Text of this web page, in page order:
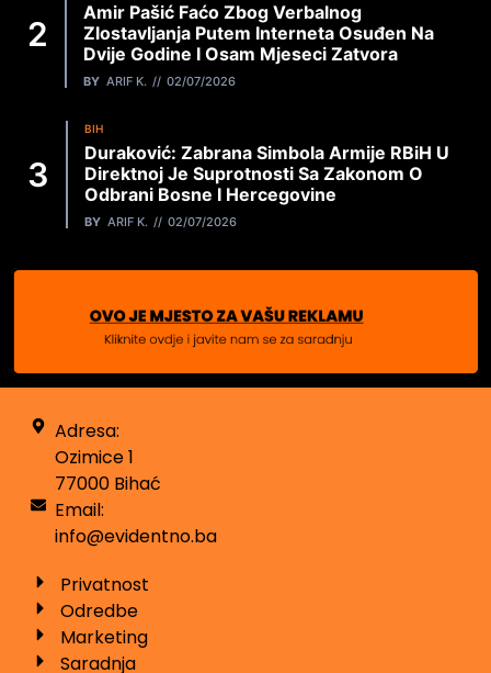
Amir Pašić Faćo Zbog Verbalnog
Zlostavljanja Putem Interneta Osuđen Na
Dvije Godine I Osam Mjeseci Zatvora
BY ARIF K. 02/07/2026
BIH
Duraković: Zabrana Simbola Armije RBiH U
Direktnoj Je Suprotnosti Sa Zakonom O
Odbrani Bosne I Hercegovine
BY ARIF K. 02/07/2026
Adresa:
Ozimice 1
77000 Bihać
Email:
info@evidentno.ba
Privatnost
Odredbe
Marketing
Saradnja